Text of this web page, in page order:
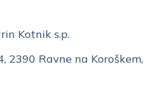
Kotnik s.p.
2390 Ravne na Koroškem,